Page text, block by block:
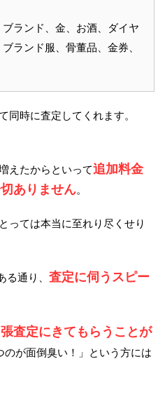
ランド、金、お酒、ダイヤ
ランド服、骨董品、金券、
同時に査定してくれます。
えたからといって追加料金
ありません。
っては本当に至れり尽くせり
る通り、 査定に伺うスピー
査定にきてもらうことが
のが面倒臭い！」という方には